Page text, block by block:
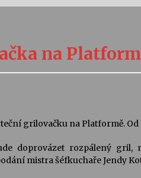
Ensemble
festival
28. 7.–1. 8.
Rufus
na
grilovačku na Platformě. Od
doprovázet rozpálený gril,
mistra šéfkuchaře Jendy